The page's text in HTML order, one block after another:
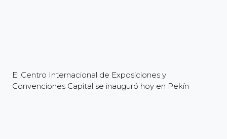
El Centro Internacional de Exposiciones y
Convenciones Capital se inauguró hoy en Pekín